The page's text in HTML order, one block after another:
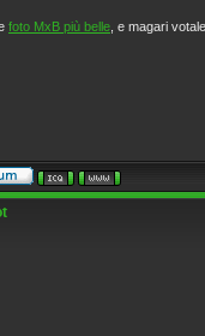
foto MxB più belle , e magari